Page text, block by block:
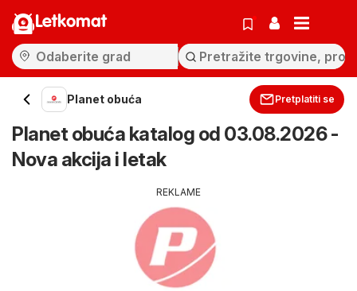
Letkomat
Planet obuća Pretplatiti se
Planet obuća katalog od 03.08.2026 -
Nova akcija i letak
REKLAME